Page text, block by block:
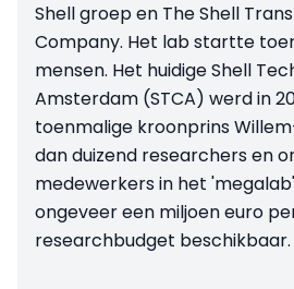
Shell groep en The Shell
Company. Het lab startte
mensen. Het huidige Shell
Amsterdam (STCA) werd in
toenmalige kroonprins
dan duizend researchers en
medewerkers in het
ongeveer een miljoen euro
researchbudget beschikbaar.